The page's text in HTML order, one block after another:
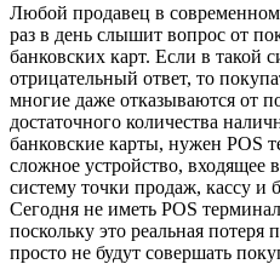
Любой продавец в
раз в день слышит вопрос от
банковских карт. Если в такой
отрицательный ответ, то
многие даже отказываются от
достаточного количества
банковские карты, нужен POS
сложное устройство,
систему точки продаж, кассу и
Сегодня не иметь POS
поскольку это реальная потеря
просто не будут совершать